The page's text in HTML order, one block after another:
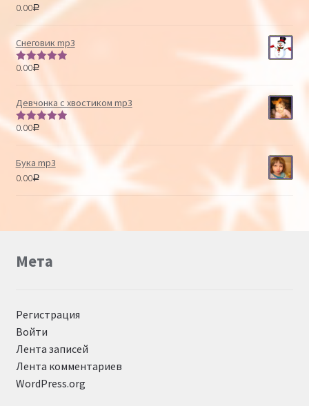
Оценка
0.00Р
Снеговик mp3
Оценка
0.00Р
Девчонка с хвостиком mp3
Оценка
из 5
0.00Р
Бука mp3
0.00Р
Мета
Регистрация
Войти
Лента записей
Лента комментариев
WordPress.org